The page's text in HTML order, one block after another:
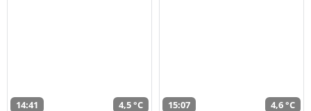
14:41 4,5 °C 15:07 4,6 °C